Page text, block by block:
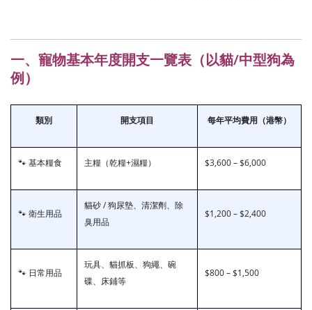
一、寵物基本年度開支一覽表（以貓/中型狗為
例）
類別 開支項目 每年平均費用（港幣）
🐾 基本糧食 主糧（乾糧+濕糧） $3,600 – $6,000
🐾 衛生用品
貓砂 / 狗尿墊、清潔劑、除
臭用品
$1,200 – $2,400
🐾 日常用品
玩具、貓抓板、狗繩、碗
碟、床鋪等
$800 – $1,500